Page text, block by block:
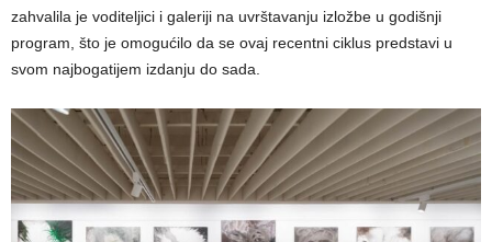
zahvalila je voditeljici i galeriji na uvrštavanju izložbe u godišnji
program, što je omogućilo da se ovaj recentni ciklus predstavi u
svom najbogatijem izdanju do sada.